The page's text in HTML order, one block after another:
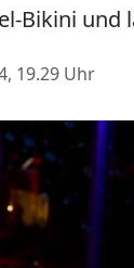
Bikini und
19.29 Uhr